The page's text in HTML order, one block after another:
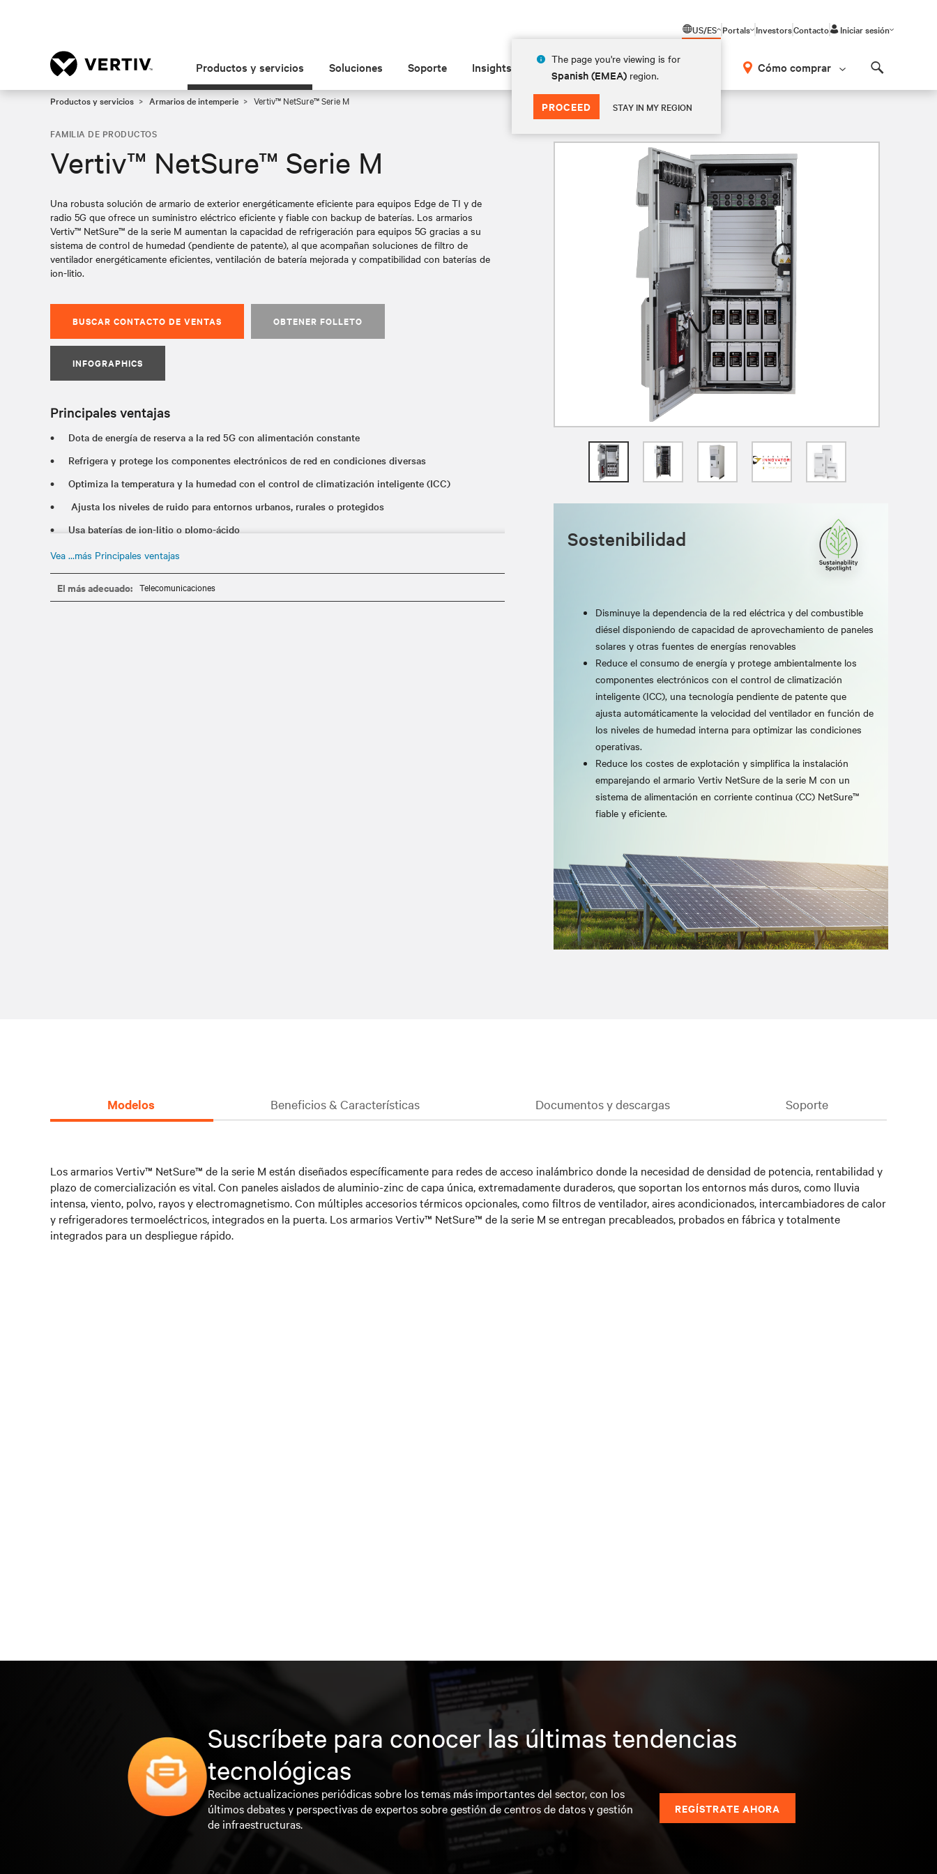
US/ES
The page you're viewing is for
Spanish (EMEA) region.
PROCEED STAY IN MY REGION
Portals InvestorsContacto Iniciar sesión
Productos y servicios Soluciones Soporte Insights Acerca de las Cómo comprar
Productos y servicios Armarios de intemperie Vertiv™ NetSure™ Serie M
Sostenibilidad
Disminuye la dependencia de la red eléctrica y del combustible
diésel disponiendo de capacidad de aprovechamiento de paneles
solares y otras fuentes de energías renovables
Reduce el consumo de energía y protege ambientalmente los
componentes electrónicos con el control de climatización
inteligente (ICC), una tecnología pendiente de patente que
ajusta automáticamente la velocidad del ventilador en función de
los niveles de humedad interna para optimizar las condiciones
operativas.
Reduce los costes de explotación y simplifica la instalación
emparejando el armario Vertiv NetSure de la serie M con un
sistema de alimentación en corriente continua (CC) NetSure™
fiable y eficiente.
FAMILIA DE PRODUCTOS
Vertiv™ NetSure™ Serie M
Una robusta solución de armario de exterior energéticamente eficiente para equipos Edge de TI y de
radio 5G que ofrece un suministro eléctrico eficiente y fiable con backup de baterías. Los armarios
Vertiv™ NetSure™ de la serie M aumentan la capacidad de refrigeración para equipos 5G gracias a su
sistema de control de humedad (pendiente de patente), al que acompañan soluciones de filtro de
ventilador energéticamente eficientes, ventilación de batería mejorada y compatibilidad con baterías de
ion-litio.
BUSCAR CONTACTO DE VENTAS OBTENER FOLLETO
INFOGRAPHICS
Principales ventajas
Dota de energía de reserva a la red 5G con alimentación constante
Refrigera y protege los componentes electrónicos de red en condiciones diversas
Optimiza la temperatura y la humedad con el control de climatización inteligente (ICC)
Ajusta los niveles de ruido para entornos urbanos, rurales o protegidos
Usa baterías de ion-litio o plomo-ácido
Asegura la operatividad de la red de forma sostenible usando energía solar, tanto si está conectada
Vea …más Principales ventajas
El más adecuado: Telecomunicaciones
Modelos Beneficios & Características Documentos y descargas Soporte
Los armarios Vertiv™ NetSure™ de la serie M están diseñados específicamente para redes de acceso inalámbrico donde la necesidad de densidad de potencia, rentabilidad y
plazo de comercialización es vital. Con paneles aislados de aluminio-zinc de capa única, extremadamente duraderos, que soportan los entornos más duros, como lluvia
intensa, viento, polvo, rayos y electromagnetismo. Con múltiples accesorios térmicos opcionales, como filtros de ventilador, aires acondicionados, intercambiadores de calor
y refrigeradores termoeléctricos, integrados en la puerta. Los armarios Vertiv™ NetSure™ de la serie M se entregan precableados, probados en fábrica y totalmente
integrados para un despliegue rápido.
Suscríbete para conocer las últimas tendencias
tecnológicas
Recibe actualizaciones periódicas sobre los temas más importantes del sector, con los
últimos debates y perspectivas de expertos sobre gestión de centros de datos y gestión
de infraestructuras.
REGÍSTRATE AHORA